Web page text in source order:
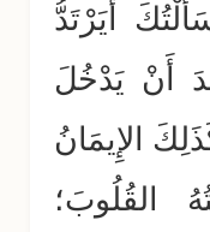
أَيَرْتَدُّ
أَنْ يَدْخُلَ
الإِيمَانُ
القُلُوبَ؛